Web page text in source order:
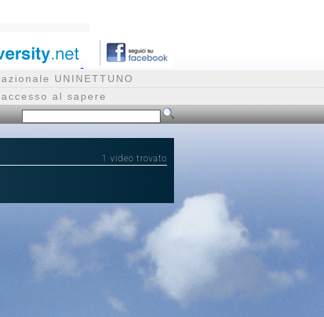
UNINETTUNO
al sapere
1 video trovato